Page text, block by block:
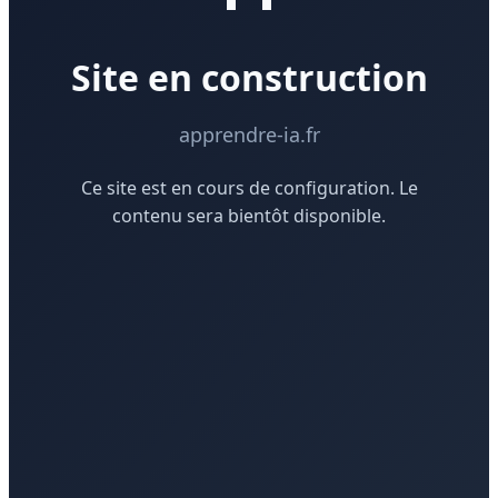
Site en construction
apprendre-ia.fr
Ce site est en cours de configuration. Le
contenu sera bientôt disponible.